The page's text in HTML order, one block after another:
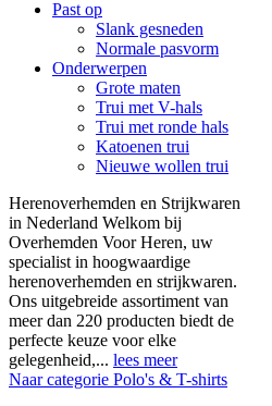
Past op
Slank gesneden
Normale pasvorm
Onderwerpen
Grote maten
Trui met V-hals
Trui met ronde hals
Katoenen trui
Nieuwe wollen trui
Herenoverhemden en Strijkwaren
in Nederland Welkom bij
Overhemden Voor Heren, uw
specialist in hoogwaardige
herenoverhemden en strijkwaren.
Ons uitgebreide assortiment van
meer dan 220 producten biedt de
perfecte keuze voor elke
gelegenheid,... lees meer
Naar categorie Polo's & T-shirts